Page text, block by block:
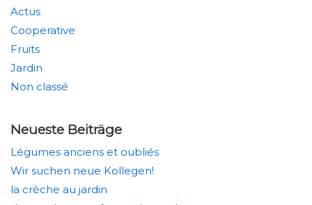
Actus
Cooperative
Fruits
Jardin
Non classé
Neueste Beiträge
Légumes anciens et oubliés
Wir suchen neue Kollegen!
la crèche au jardin